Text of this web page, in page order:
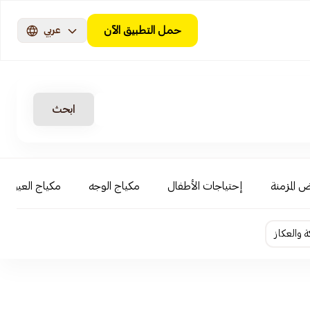
حمل التطبيق الآن عربي
ابحث
المزمنة إحتياجات الأطفال مكياج الوجه مكياج العيون
والعكاز